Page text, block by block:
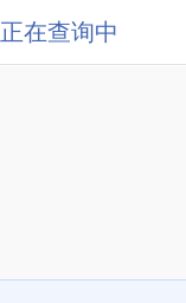
正在查询中